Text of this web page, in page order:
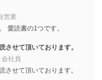
、当社の管理の仕組み
範を常に適合させま
全性を確保するため
めとする安全対策を実
営業
愛読書の1つです。
させて頂いております。
社員
させて頂いております。